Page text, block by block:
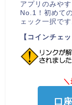
アプリのみや
No.1！初めて
ェック一択です
【コインチェッ
口